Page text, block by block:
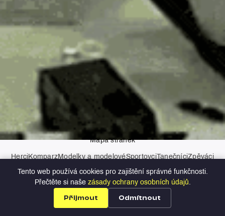
AI asistenti
Zásady ochrany osobních údajů
Mapa stránek
HerciKomparzModelky a modelovéSportovciTanečníciZpěváci
Copyright © 2026 Profilio
Tento web používá cookies pro zajištění správné funkčnosti.
Přečtěte si naše zásady ochrany osobních údajů.
Přijmout Odmítnout